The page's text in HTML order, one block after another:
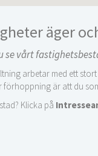
äger
se vårt
arbetar med ett
förhoppning är att du
Klicka på